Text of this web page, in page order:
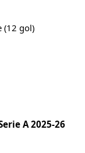
(12 gol)
A 2025-26